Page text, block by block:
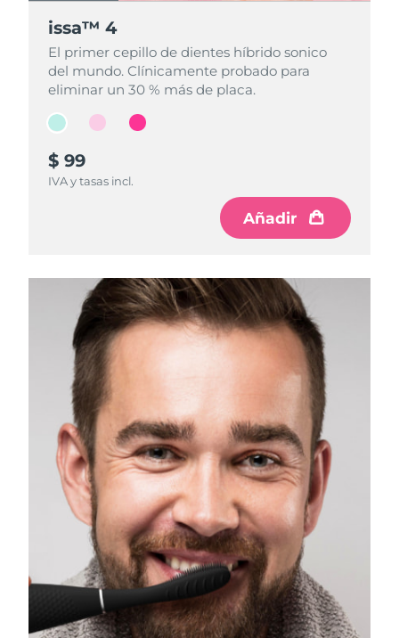
issa™ 4
El primer cepillo de dientes híbrido sonico
del mundo. Clínicamente probado para
eliminar un 30 % más de placa.
$ 99
IVA y tasas incl.
Añadir
issa™ 4
El primer cepillo de dientes híbrido sonico
del mundo. Clínicamente probado para
eliminar un 30 % más de placa.
$ 99
IVA y tasas incl.
Añadir
issa™ 4
El primer cepillo de dientes híbrido sonico
del mundo. Clínicamente probado para
eliminar un 30 % más de placa.
$ 99
IVA y tasas incl.
Añadir